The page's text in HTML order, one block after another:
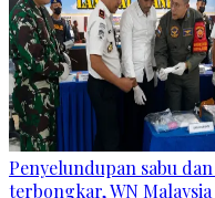
Penyelundupan sabu
terbongkar, WN